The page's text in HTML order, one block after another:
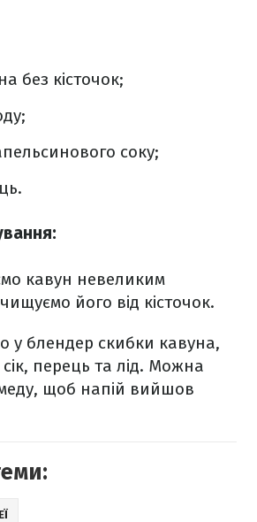
без кісточок;
соку;
кавун невеликим
його від кісточок.
у блендер скибки кавуна,
перець та лід. Можна
щоб напій вийшов